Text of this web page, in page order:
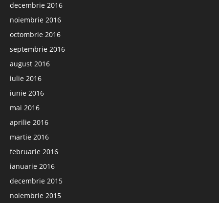
decembrie 2016
noiembrie 2016
octombrie 2016
septembrie 2016
august 2016
iulie 2016
iunie 2016
mai 2016
aprilie 2016
martie 2016
februarie 2016
ianuarie 2016
decembrie 2015
noiembrie 2015